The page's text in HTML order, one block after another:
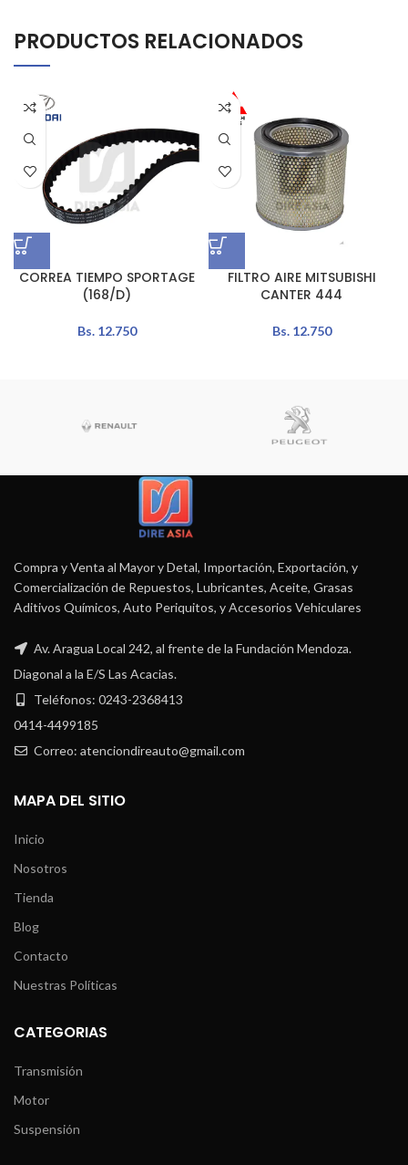
PRODUCTOS RELACIONADOS
CORREA TIEMPO SPORTAGE
(168/D)
Bs.12.750
FILTRO AIRE MITSUBISHI
CANTER 444
Bs.12.750
Compra y Venta al Mayor y Detal, Importación, Exportación, y
Comercialización de Repuestos, Lubricantes, Aceite, Grasas
Aditivos Químicos, Auto Periquitos, y Accesorios Vehiculares
Av. Aragua Local 242, al frente de la Fundación Mendoza.
Diagonal a la E/S Las Acacias.
Teléfonos: 0243-2368413
0414-4499185
Correo: atenciondireauto@gmail.com
MAPA DEL SITIO
Inicio
Nosotros
Tienda
Blog
Contacto
Nuestras Políticas
CATEGORIAS
Transmisión
Motor
Suspensión